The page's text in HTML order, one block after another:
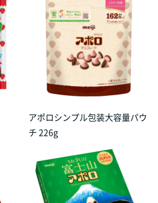
アポロシンプル包装大容量パウ
チ 226g